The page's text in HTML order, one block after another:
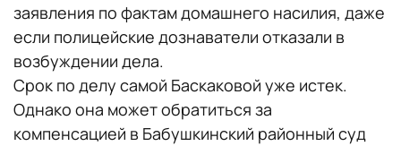
заявления по фактам домашнего насилия, даже
если полицейские дознаватели отказали в
возбуждении дела.
Срок по делу самой Баскаковой уже истек.
Однако она может обратиться за
компенсацией в Бабушкинский районный суд